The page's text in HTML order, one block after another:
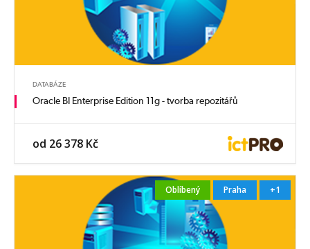
DATABÁZE
Oracle BI Enterprise Edition 11g - tvorba repozitářů
od 26 378 Kč
Oblíbený Praha +1